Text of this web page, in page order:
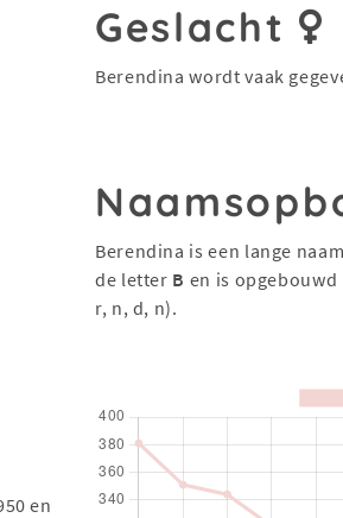
Geslacht
Berendina wordt vaak
Berendina is een lange
de letter B en is opgebouwd
r, n, d, n).
en